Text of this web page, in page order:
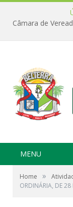
MENU
Home »
ORDINÁRIA, DE